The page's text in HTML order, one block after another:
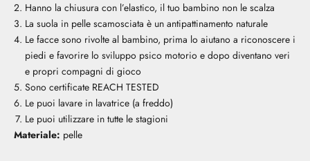
Hanno la chiusura con l’elastico, il tuo bambino non le scalza
La suola in pelle scamosciata è un antipattinamento naturale
Le facce sono rivolte al bambino, prima lo aiutano a riconoscere i
piedi e favorire lo sviluppo psico motorio e dopo diventano veri
e propri compagni di gioco
Sono certificate REACH TESTED
Le puoi lavare in lavatrice (a freddo)
Le puoi utilizzare in tutte le stagioni
Materiale: pelle